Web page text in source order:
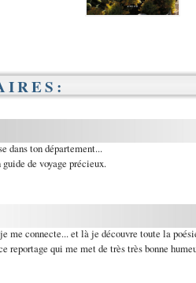
dans ton département...
de voyage précieux.
me connecte... et là je découvre toute la
reportage qui me met de très très bonne